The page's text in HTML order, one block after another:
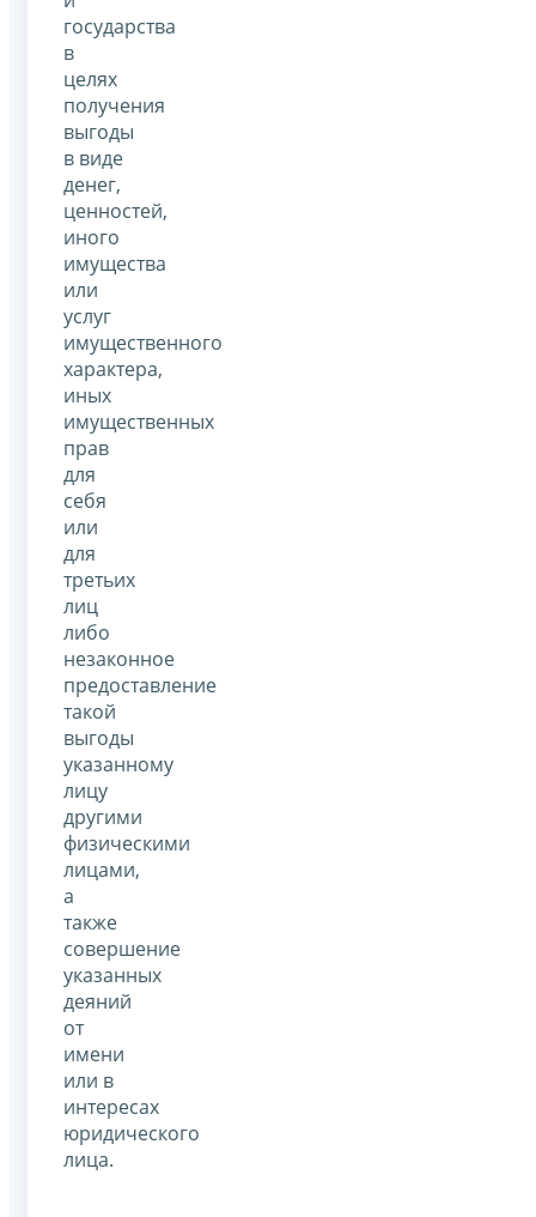
государства
в
целях
получения
выгоды
в виде
денег,
ценностей,
иного
имущества
или
услуг
имущественного
характера,
иных
имущественных
прав
для
себя
или
для
третьих
лиц
либо
незаконное
предоставление
такой
выгоды
указанному
лицу
другими
физическими
лицами,
а
также
совершение
указанных
деяний
от
имени
или в
интересах
юридического
лица.